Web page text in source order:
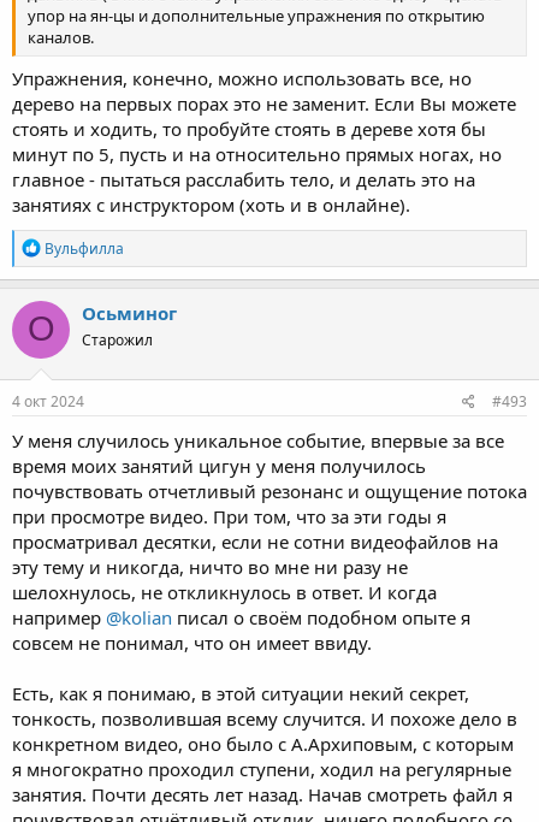
упор на ян-цы и дополнительные упражнения по открытию
каналов.
Упражнения, конечно, можно использовать все, но
дерево на первых порах это не заменит. Если Вы можете
стоять и ходить, то пробуйте стоять в дереве хотя бы
минут по 5, пусть и на относительно прямых ногах, но
главное - пытаться расслабить тело, и делать это на
занятиях с инструктором (хоть и в онлайне).
R
e
a
c
t
i
o
n
s
Вульфилла
О Осьминог
Старожил
4 окт 2024 #493
У меня случилось уникальное событие, впервые за все
время моих занятий цигун у меня получилось
почувствовать отчетливый резонанс и ощущение потока
при просмотре видео. При том, что за эти годы я
просматривал десятки, если не сотни видеофайлов на
эту тему и никогда, ничто во мне ни разу не
шелохнулось, не откликнулось в ответ. И когда
например @kolian писал о своём подобном опыте я
совсем не понимал, что он имеет ввиду.
Есть, как я понимаю, в этой ситуации некий секрет,
тонкость, позволившая всему случится. И похоже дело в
конкретном видео, оно было с А.Архиповым, с которым
я многократно проходил ступени, ходил на регулярные
занятия. Почти десять лет назад. Начав смотреть файл я